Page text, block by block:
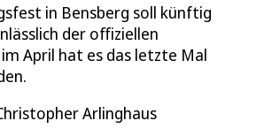
in Bensberg soll künftig
der offiziellen
April hat es das letzte Mal
Arlinghaus